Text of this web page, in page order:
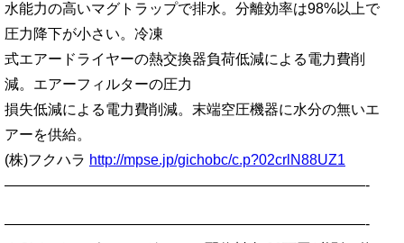
水能力の高いマグトラップで排水。分離効率は98%以上で
圧力降下が小さい。冷凍
式エアードライヤーの熱交換器負荷低減による電力費削
減。エアーフィルターの圧力
損失低減による電力費削減。末端空圧機器に水分の無いエ
アーを供給。
(株)フクハラ http://mpse.jp/gichobc/c.p?02crlN88UZ1
—————————————————————————-
—————————————————————————-